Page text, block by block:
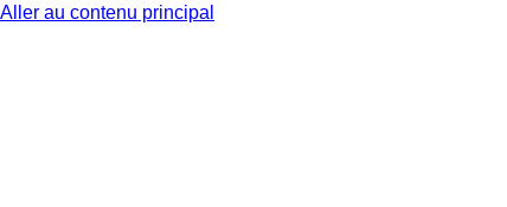
Aller au contenu principal